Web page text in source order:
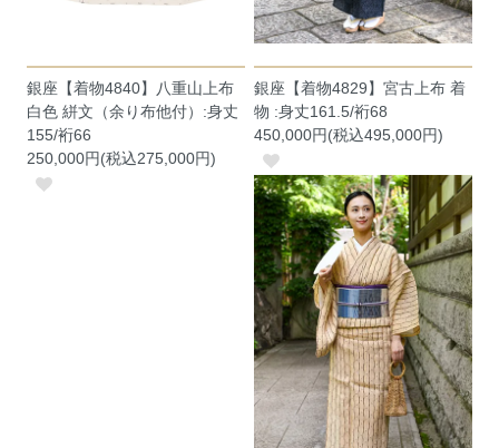
銀座【着物4840】八重山上布
白色 絣文（余り布他付）:身丈
155/裄66
250,000円(税込275,000円)
銀座【着物4829】宮古上布 着
物 :身丈161.5/裄68
450,000円(税込495,000円)